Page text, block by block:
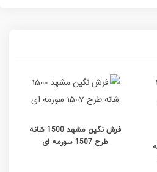
فرش نگین مشهد 1500 شانه
طرح 1507 سورمه ای